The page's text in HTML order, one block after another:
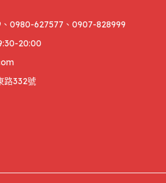
0980-627577、0907-828999
20:00
路332號